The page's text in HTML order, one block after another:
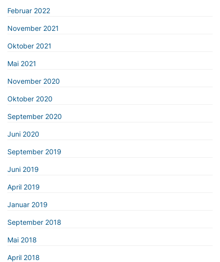
Februar 2022
November 2021
Oktober 2021
Mai 2021
November 2020
Oktober 2020
September 2020
Juni 2020
September 2019
Juni 2019
April 2019
Januar 2019
September 2018
Mai 2018
April 2018